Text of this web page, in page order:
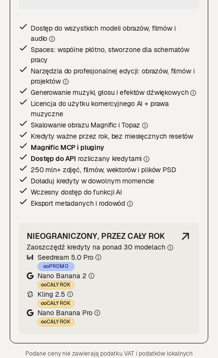
Dostęp do wszystkich modeli obrazów, filmów i
audio
Spaces: wspólne płótno, stworzone dla schematów
pracy
Narzędzia do profesjonalnej edycji: obrazów, filmów i
projektów
Generowanie muzyki, głosu i efektów dźwiękowych
Licencja do użytku komercyjnego AI + prawa
muzyczne
Skalowanie obrazu Magnific i Topaz
Kredyty ważne przez rok, bez miesięcznych resetów
Magnific MCP i pluginy
Dostęp do API rozliczany kredytami
250 mln+ zdjęć, filmów, wektorów i plików PSD
Doładuj kredyty w dowolnym momencie
Wczesny dostęp do funkcji AI
Eksport metadanych i rodowód
NIEOGRANICZONY, PRZEZ CAŁY ROK
Zaoszczędź kredyty na ponad 30 modelach
Seedream 5.0 Pro
PROMO
Nano Banana 2
CAŁY ROK
Kling 2.5
CAŁY ROK
Nano Banana Pro
CAŁY ROK
Podane ceny nie zawierają podatku VAT i podatków lokalnych